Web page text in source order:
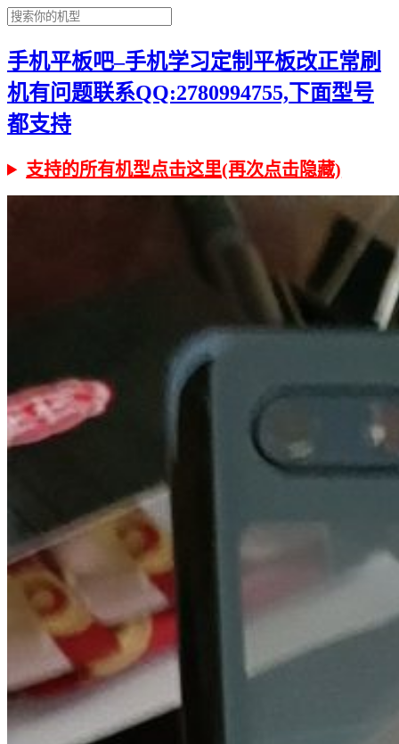
手机平板吧–手机学习定制平板改正常刷
机有问题联系QQ:2780994755,下面型号
都支持
支持的所有机型点击这里(再次点击隐藏)